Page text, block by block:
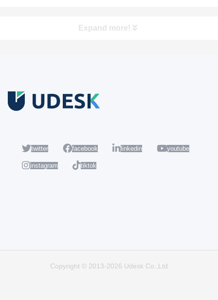
Expand more!
twitter facebook linkedin youtube
instagram tiktok
Copyright © 2013-2026 Udesk Co.,Ltd